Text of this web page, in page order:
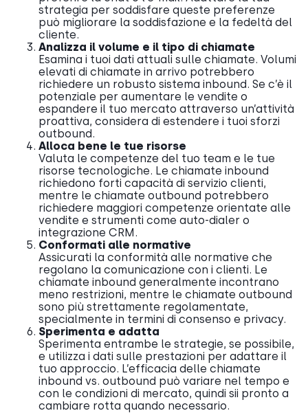
strategia per soddisfare queste preferenze
può migliorare la soddisfazione e la fedeltà del
cliente.
Analizza il volume e il tipo di chiamate
Esamina i tuoi dati attuali sulle chiamate. Volumi
elevati di chiamate in arrivo potrebbero
richiedere un robusto sistema inbound. Se c’è il
potenziale per aumentare le vendite o
espandere il tuo mercato attraverso un’attività
proattiva, considera di estendere i tuoi sforzi
outbound.
Alloca bene le tue risorse
Valuta le competenze del tuo team e le tue
risorse tecnologiche. Le chiamate inbound
richiedono forti capacità di servizio clienti,
mentre le chiamate outbound potrebbero
richiedere maggiori competenze orientate alle
vendite e strumenti come auto-dialer o
integrazione CRM.
Conformati alle normative
Assicurati la conformità alle normative che
regolano la comunicazione con i clienti. Le
chiamate inbound generalmente incontrano
meno restrizioni, mentre le chiamate outbound
sono più strettamente regolamentate,
specialmente in termini di consenso e privacy.
Sperimenta e adatta
Sperimenta entrambe le strategie, se possibile,
e utilizza i dati sulle prestazioni per adattare il
tuo approccio. L’efficacia delle chiamate
inbound vs. outbound può variare nel tempo e
con le condizioni di mercato, quindi sii pronto a
cambiare rotta quando necessario.